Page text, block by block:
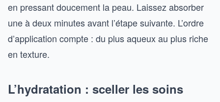
en pressant doucement la peau. Laissez absorber
une à deux minutes avant l’étape suivante. L’ordre
d’application compte : du plus aqueux au plus riche
en texture.
L’hydratation : sceller les soins